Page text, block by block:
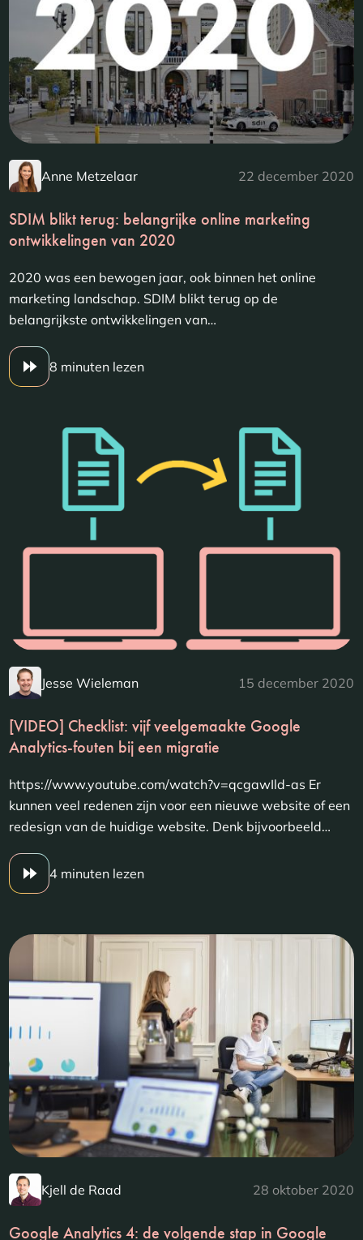
Anne Metzelaar 22 december 2020
SDIM blikt terug: belangrijke online marketing
ontwikkelingen van 2020
2020 was een bewogen jaar, ook binnen het online
marketing landschap. SDIM blikt terug op de
belangrijkste ontwikkelingen van…
8 minuten lezen
Jesse Wieleman 15 december 2020
[VIDEO] Checklist: vijf veelgemaakte Google
Analytics-fouten bij een migratie
https://www.youtube.com/watch?v=qcgawIld-as Er
kunnen veel redenen zijn voor een nieuwe website of een
redesign van de huidige website. Denk bijvoorbeeld…
4 minuten lezen
Kjell de Raad 28 oktober 2020
Google Analytics 4: de volgende stap in Google